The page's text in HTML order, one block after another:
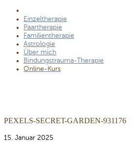
Einzeltherapie
Paartherapie
Familientherapie
Astrologie
Über mich
Bindungstrauma-Therapie
Online-Kurs
PEXELS-SECRET-GARDEN-931176
15. Januar 2025